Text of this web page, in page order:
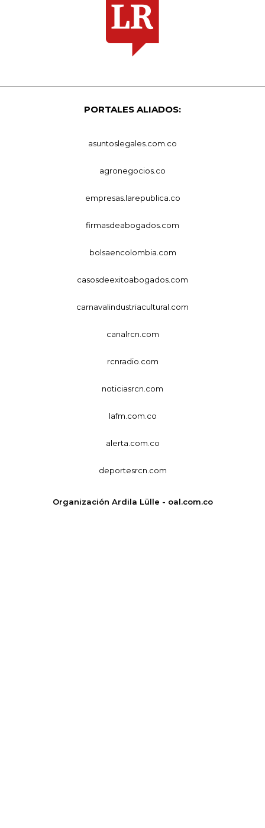
PORTALES ALIADOS:
asuntoslegales.com.co
agronegocios.co
empresas.larepublica.co
firmasdeabogados.com
bolsaencolombia.com
casosdeexitoabogados.com
carnavalindustriacultural.com
canalrcn.com
rcnradio.com
noticiasrcn.com
lafm.com.co
alerta.com.co
deportesrcn.com
Organización Ardila Lülle - oal.com.co